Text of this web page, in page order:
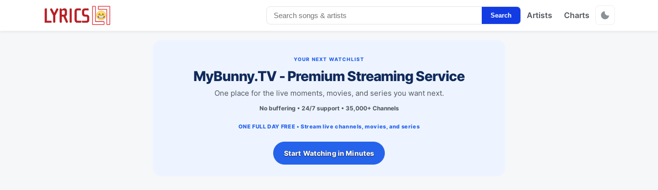
Search Artists Charts
YOUR NEXT WATCHLIST
MyBunny.TV - Premium Streaming Service
One place for the live moments, movies, and series you want next.
No buffering • 24/7 support • 35,000+ Channels
ONE FULL DAY FREE • Stream live channels, movies, and series
Start Watching in Minutes